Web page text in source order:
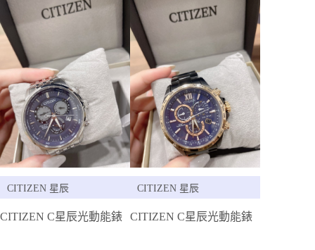
CITIZEN 星辰
CITIZEN C星辰光動能錶
CITIZEN 星辰
CITIZEN C星辰光動能錶